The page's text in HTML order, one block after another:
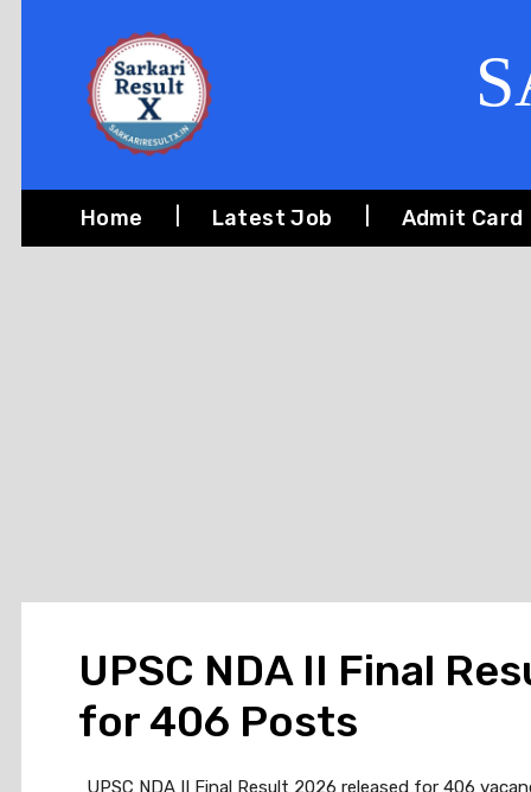
Home Latest Job Admit Card
UPSC NDA II Final
for 406 Posts
UPSC NDA II Final Result 2026 released for 406